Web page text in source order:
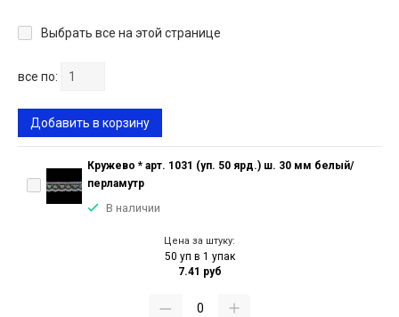
Выбрать все на этой странице
все по:
Добавить в корзину
Кружево * арт. 1031 (уп. 50 ярд.) ш. 30 мм белый/
перламутр
В наличии
Цена за штуку:
50 уп в 1 упак
7.41 руб